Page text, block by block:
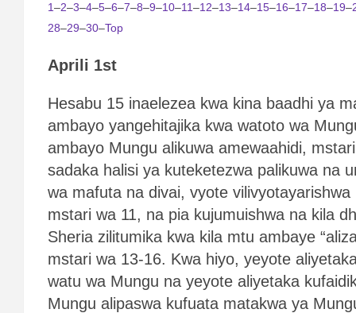
1–2–3–4–5–6–7–8–9–10–11–12–13–14–15–16–17–18–19–
28–29–30–Top
Aprili 1st
Hesabu 15 inaelezea kwa kina baadhi ya
ambayo yangehitajika kwa watoto wa
ambayo Mungu alikuwa amewaahidi,
sadaka halisi ya kuteketezwa palikuwa na
wa mafuta na divai, vyote
mstari wa 11, na pia kujumuishwa na kila
Sheria zilitumika kwa kila mtu ambaye
mstari wa 13-16. Kwa hiyo, yeyote
watu wa Mungu na yeyote aliyetaka
Mungu alipaswa kufuata matakwa ya